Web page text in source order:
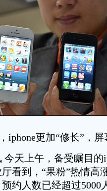
iphone更加“修长”，
天上午，备受瞩目的
看到，“果粉”热情高
约人数已经超过5000